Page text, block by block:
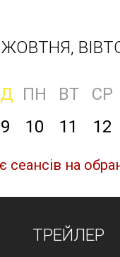
ЖОВТНЯ,
ПН ВТ СР
10 11 12
сеансів на
ТРЕЙЛЕР